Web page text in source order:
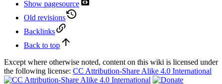
Show pagesource
Old revisions
Backlinks
Back to top
Except where otherwise noted, content on this wiki is licensed under
the following license: CC Attribution-Share Alike 4.0 International